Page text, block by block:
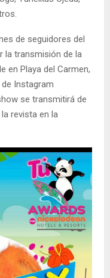
de seguidores del
la transmisión de la
en Playa del Carmen,
Instagram
se transmitirá de
revista en la